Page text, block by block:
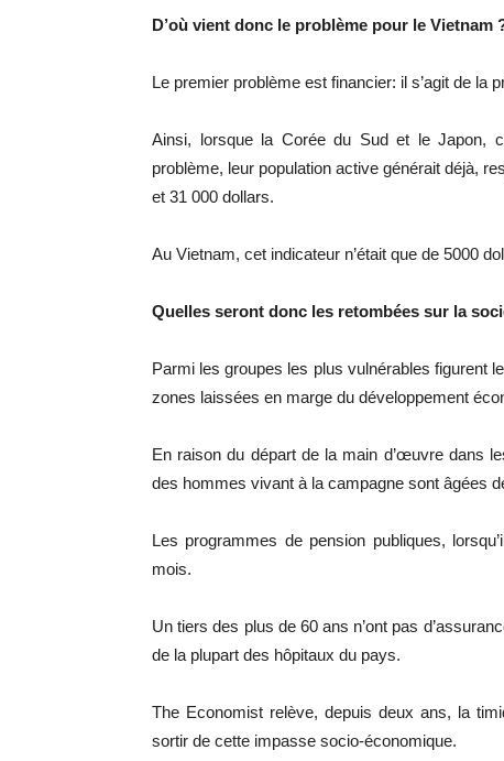
D’où vient donc le problème pour le Vietnam
Le premier problème est financier: il s’agit de la
Ainsi, lorsque la Corée du Sud et le Japon,
problème, leur population active générait déjà,
et 31 000 dollars.
Au Vietnam, cet indicateur n’était que de 5000
Quelles seront donc les retombées sur la
Parmi les groupes les plus vulnérables figurent
zones laissées en marge du développement
En raison du départ de la main d’œuvre dans
des hommes vivant à la campagne sont âgées
Les programmes de pension publiques,
mois.
Un tiers des plus de 60 ans n’ont pas
de la plupart des hôpitaux du pays.
The Economist relève, depuis deux ans, la
sortir de cette impasse socio-économique.